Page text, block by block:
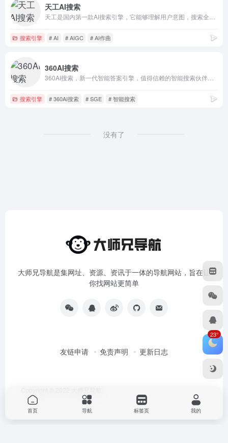
天工AI搜索
搜索引擎 # AI # AIGC # AI作曲
360AI搜索
搜索引擎 # 360AI搜索 # SGE # 智能搜索
没有了
大师兄导航是集网址、资源、资讯于一体的导航网站，旨在让
你找网站更简单
友链申请 免责声明 更新日志
23°
首页 导航 标签页 我的